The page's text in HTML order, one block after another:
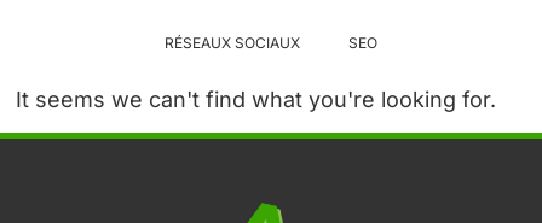
RÉSEAUX SOCIAUX SEO
It seems we can't find what you're looking for.